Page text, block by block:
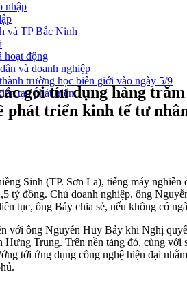
nhập
và TP Bắc Ninh
hoạt động
và doanh nghiệp
trường học biên giới vào ngày 5/9
tạo phát triển
gói tín dụng hàng
triển kinh tế tư
Sinh (TP. Sơn La), tiếng máy
tỷ đồng. Chủ doanh nghiệp, ông
tục, ông Bảy chia sẻ, nếu không có
với ông Nguyễn Huy Bảy khi Nghị
Trung. Trên nền tảng đó, cùng
tới ứng dụng công nghệ hiện đại